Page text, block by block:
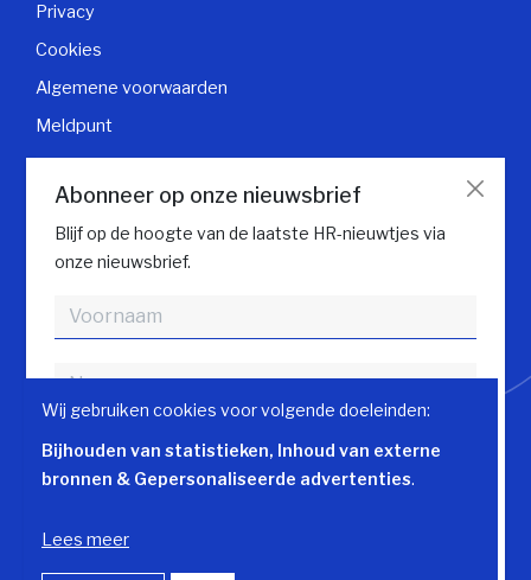
Abonneer op onze nieuwsbrief
Blijf op de hoogte van de laatste HR-nieuwtjes via
onze nieuwsbrief.
Privacy
Cookies
Algemene voorwaarden
Meldpunt
Klantendienst
Contacteer klantendienst
Volg HR gids
© Copyright 2026 | HR-gids • Alle rechten voorbehouden •
Wij gebruiken cookies voor volgende doeleinden:
Bijhouden van statistieken, Inhoud van externe
bronnen & Gepersonaliseerde advertenties.
Lees meer